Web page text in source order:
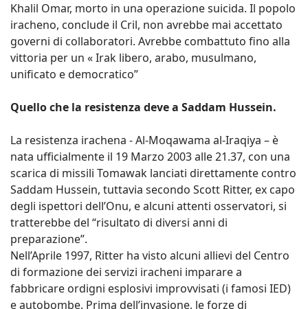
Khalil Omar, morto in una operazione suicida. Il popolo
iracheno, conclude il Cril, non avrebbe mai accettato
governi di collaboratori. Avrebbe combattuto fino alla
vittoria per un « Irak libero, arabo, musulmano,
unificato e democratico”
Quello che la resistenza deve a Saddam Hussein.
La resistenza irachena - Al-Moqawama al-Iraqiya – è
nata ufficialmente il 19 Marzo 2003 alle 21.37, con una
scarica di missili Tomawak lanciati direttamente contro
Saddam Hussein, tuttavia secondo Scott Ritter, ex capo
degli ispettori dell’Onu, e alcuni attenti osservatori, si
tratterebbe del “risultato di diversi anni di
preparazione”.
Nell’Aprile 1997, Ritter ha visto alcuni allievi del Centro
di formazione dei servizi iracheni imparare a
fabbricare ordigni esplosivi improvvisati (i famosi IED)
e autobombe. Prima dell’invasione, le forze di